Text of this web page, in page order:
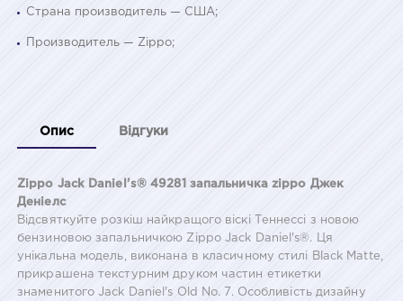
Страна производитель — США;
Производитель — Zippo;
Опис Відгуки
Zippo Jack Daniel's® 49281 запальничка zippo Джек
Деніелс
Відсвяткуйте розкіш найкращого віскі Теннессі з новою
бензиновою запальничкою Zippo Jack Daniel's®. Ця
унікальна модель, виконана в класичному стилі Black Matte,
прикрашена текстурним друком частин етикетки
знаменитого Jack Daniel's Old No. 7. Особливість дизайну